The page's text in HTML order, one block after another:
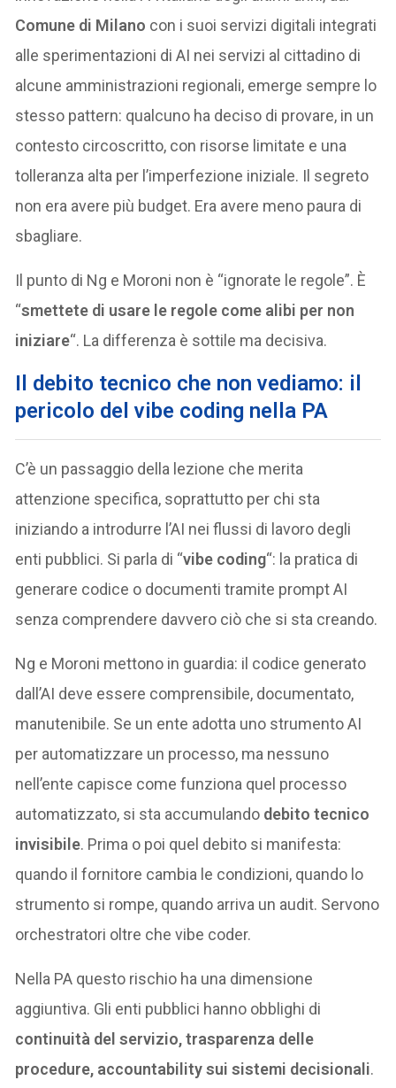
Comune di Milano con i suoi servizi digitali integrati
alle sperimentazioni di AI nei servizi al cittadino di
alcune amministrazioni regionali, emerge sempre lo
stesso pattern: qualcuno ha deciso di provare, in un
contesto circoscritto, con risorse limitate e una
tolleranza alta per l’imperfezione iniziale. Il segreto
non era avere più budget. Era avere meno paura di
sbagliare.
Il punto di Ng e Moroni non è “ignorate le regole”. È
“smettete di usare le regole come alibi per non
iniziare“. La differenza è sottile ma decisiva.
Il debito tecnico che non vediamo: il
pericolo del vibe coding nella PA
C’è un passaggio della lezione che merita
attenzione specifica, soprattutto per chi sta
iniziando a introdurre l’AI nei flussi di lavoro degli
enti pubblici. Si parla di “vibe coding“: la pratica di
generare codice o documenti tramite prompt AI
senza comprendere davvero ciò che si sta creando.
Ng e Moroni mettono in guardia: il codice generato
dall’AI deve essere comprensibile, documentato,
manutenibile. Se un ente adotta uno strumento AI
per automatizzare un processo, ma nessuno
nell’ente capisce come funziona quel processo
automatizzato, si sta accumulando debito tecnico
invisibile. Prima o poi quel debito si manifesta:
quando il fornitore cambia le condizioni, quando lo
strumento si rompe, quando arriva un audit. Servono
orchestratori oltre che vibe coder.
Nella PA questo rischio ha una dimensione
aggiuntiva. Gli enti pubblici hanno obblighi di
continuità del servizio, trasparenza delle
procedure, accountability sui sistemi decisionali.